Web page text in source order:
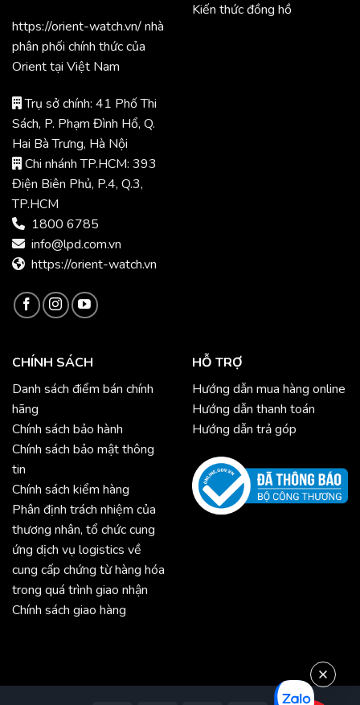
https://orient-watch.vn/ nhà
phân phối chính thức của
Orient tại Việt Nam
Trụ sở chính: 41 Phố Thi
Sách, P. Phạm Đình Hổ, Q.
Hai Bà Trưng, Hà Nội
Chi nhánh TP.HCM: 393
Điện Biên Phủ, P.4, Q.3,
TP.HCM
1800 6785
info@lpd.com.vn
https://orient-watch.vn
Kiến thức đồng hồ
CHÍNH SÁCH
Danh sách điểm bán chính
hãng
Chính sách bảo hành
Chính sách bảo mật thông
tin
Chính sách kiểm hàng
Phân định trách nhiệm của
thương nhân, tổ chức cung
ứng dịch vụ logistics về
cung cấp chứng từ hàng hóa
trong quá trình giao nhận
Chính sách giao hàng
HỖ TRỢ
Hướng dẫn mua hàng online
Hướng dẫn thanh toán
Hướng dẫn trả góp